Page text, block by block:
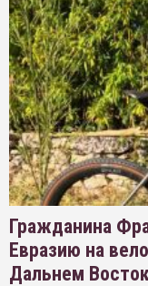
Гражданина
Евразию на
Дальнем